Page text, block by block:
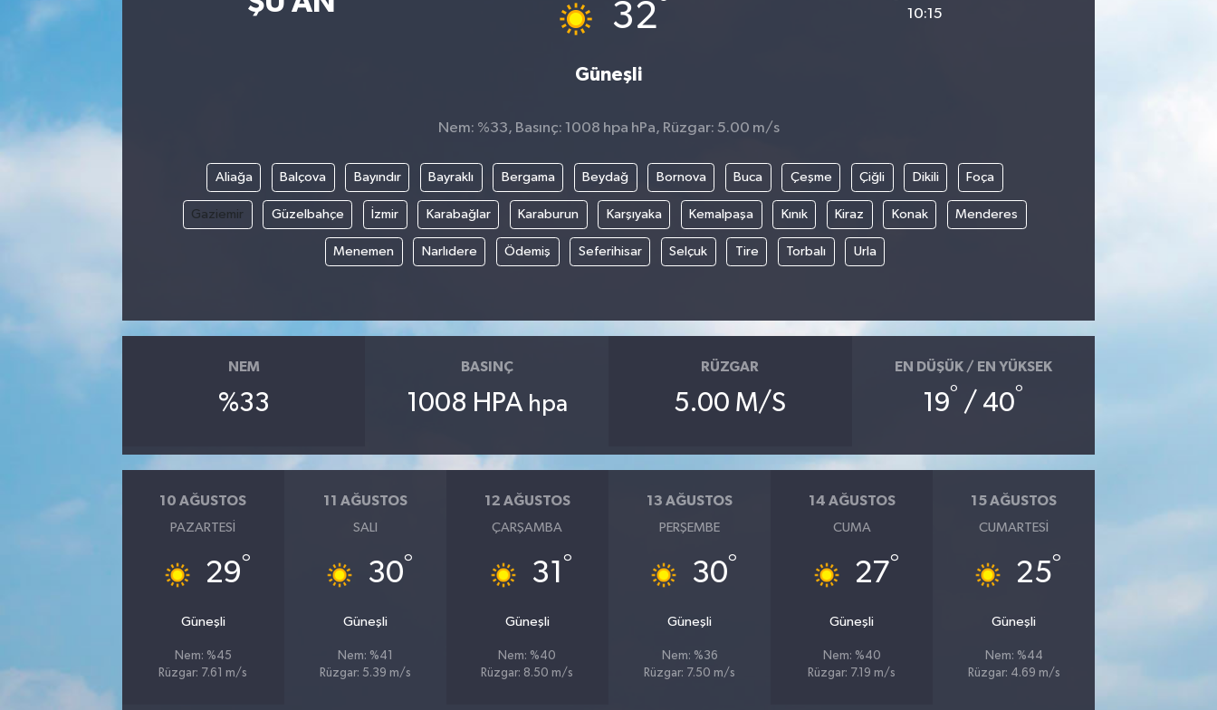
32
Güneşli
10:15
Nem: %33, Basınç: 1008 hpa hPa, Rüzgar: 5.00 m/s
Aliağa Balçova Bayındır Bayraklı Bergama Beydağ Bornova Buca Çeşme Çiğli Dikili Foça
Gaziemir Güzelbahçe İzmir Karabağlar Karaburun Karşıyaka Kemalpaşa Kınık Kiraz Konak Menderes
Menemen Narlıdere Ödemiş Seferihisar Selçuk Tire Torbalı Urla
NEM
%33
BASINÇ
1008 HPA hpa
RÜZGAR
5.00 M/S
EN DÜŞÜK / EN YÜKSEK
19° / 40°
10 AĞUSTOS
PAZARTESI
29°
Güneşli
Nem: %45
Rüzgar: 7.61 m/s
11 AĞUSTOS
SALI
30°
Güneşli
Nem: %41
Rüzgar: 5.39 m/s
12 AĞUSTOS
ÇARŞAMBA
31 °
Güneşli
Nem: %40
Rüzgar: 8.50 m/s
13 AĞUSTOS
PERŞEMBE
30°
Güneşli
Nem: %36
Rüzgar: 7.50 m/s
14 AĞUSTOS
CUMA
27°
Güneşli
Nem: %40
Rüzgar: 7.19 m/s
15 AĞUSTOS
CUMARTESI
25°
Güneşli
Nem: %44
Rüzgar: 4.69 m/s
Dünya